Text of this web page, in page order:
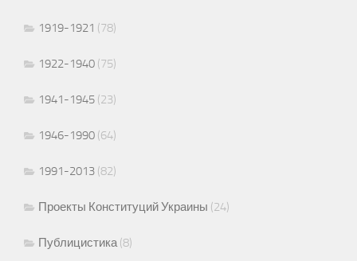
1919-1921 (78)
1922-1940 (75)
1941-1945 (23)
1946-1990 (64)
1991-2013 (82)
Проекты Конституций Украины (24)
Публицистика(8)